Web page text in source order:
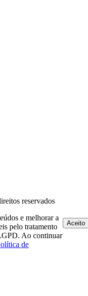
reservados
e melhorar a
pelo tratamento
Ao continuar
de
Aceito